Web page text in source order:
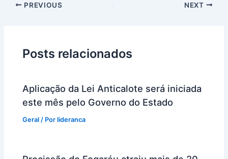
PREVIOUS NEXT
Posts relacionados
Aplicação da Lei Anticalote será iniciada
este mês pelo Governo do Estado
Geral / Porlideranca